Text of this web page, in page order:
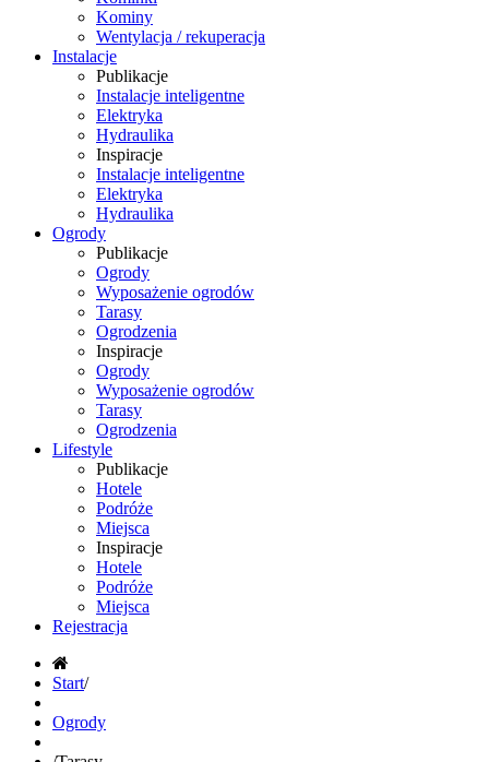
Kominy
Wentylacja / rekuperacja
Instalacje
Publikacje
Instalacje inteligentne
Elektryka
Hydraulika
Inspiracje
Instalacje inteligentne
Elektryka
Hydraulika
Ogrody
Publikacje
Ogrody
Wyposażenie ogrodów
Tarasy
Ogrodzenia
Inspiracje
Ogrody
Wyposażenie ogrodów
Tarasy
Ogrodzenia
Lifestyle
Publikacje
Hotele
Podróże
Miejsca
Inspiracje
Hotele
Podróże
Miejsca
Rejestracja
Start/
Ogrody